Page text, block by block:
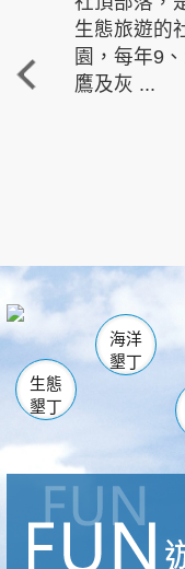
生態旅遊的
園，每年9
鷹及灰 ...
海生館
恆春
龍鑾潭
瓊麻
關山
白砂
生態
墾丁
海洋
墾丁